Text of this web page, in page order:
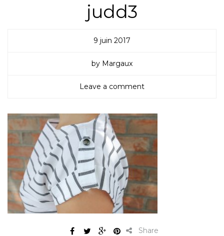
judd3
9 juin 2017
by Margaux
Leave a comment
Share